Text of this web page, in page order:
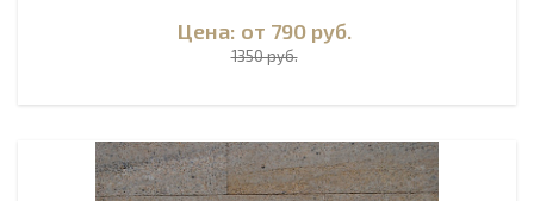
Цена: от 790 руб.
1350 руб.